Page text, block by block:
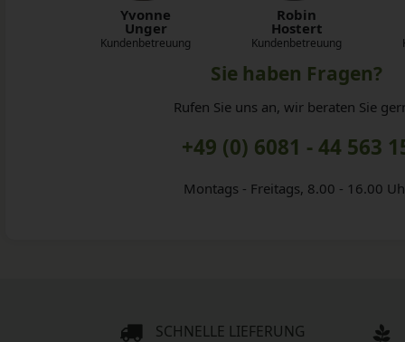
Yvonne
Unger
Kundenbetreuung
Robin
Hostert
Kundenbetreuung
Sie haben Fragen?
Rufen Sie uns an, wir beraten Sie
+49 (0) 6081 - 44 563
Montags - Freitags, 8.00 - 16.00
SCHNELLE LIEFERUNG